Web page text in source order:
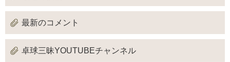
最新のコメント
卓球三昧YOUTUBEチャンネル